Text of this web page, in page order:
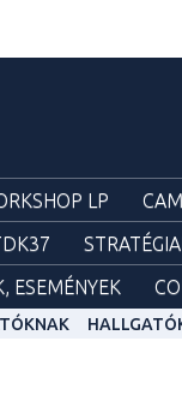
LP
ESEMÉNYEK